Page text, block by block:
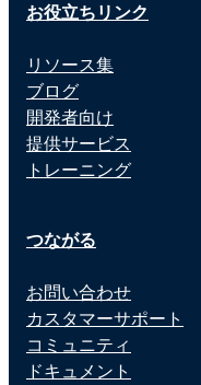
お役立ちリンク
リソース集
ブログ
開発者向け
提供サービス
トレーニング
つながる
お問い合わせ
カスタマーサポート
コミュニティ
ドキュメント